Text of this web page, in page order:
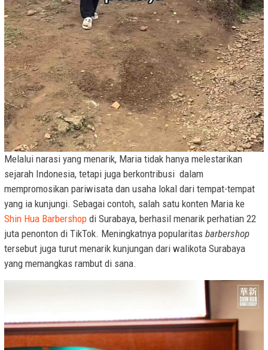
Melalui narasi yang menarik, Maria tidak hanya melestarikan
sejarah Indonesia, tetapi juga berkontribusi dalam
mempromosikan pariwisata dan usaha lokal dari tempat-tempat
yang ia kunjungi. Sebagai contoh, salah satu konten Maria ke
Shin Hua Barbershop di Surabaya, berhasil menarik perhatian 22
juta penonton di TikTok. Meningkatnya popularitas barbershop
tersebut juga turut menarik kunjungan dari walikota Surabaya
yang memangkas rambut di sana.